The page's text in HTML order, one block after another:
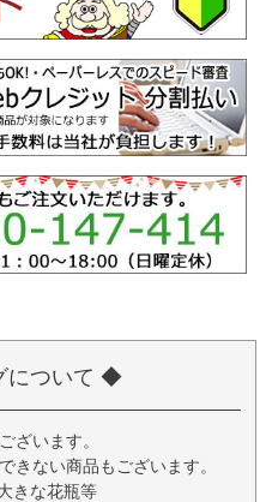
について ◆
ざいます。
きない商品もございます。
きな花瓶等